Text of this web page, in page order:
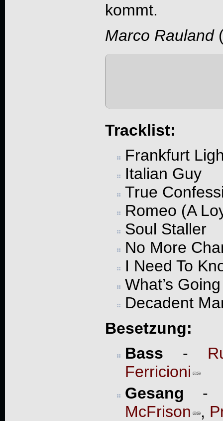
kommt.
Marco Rauland
Tracklist:
Frankfurt
Italian Guy
True
Romeo (A
Soul Staller
No More
I Need To
What’s
Decadent
Besetzung:
Bass -
Ferricioni
Gesang
McFrison ,